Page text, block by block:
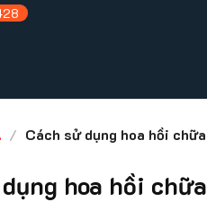
/ Cách sử dụng hoa hồi
hoa hồi